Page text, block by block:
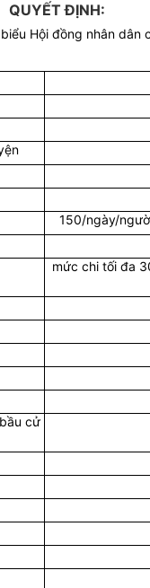
QUYẾT ĐỊNH:
Hội đồng nhân
150/ngày/
mức chi tối đa
cử